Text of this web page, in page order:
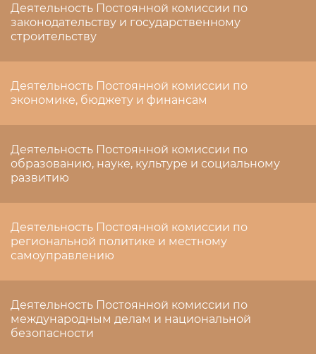
Деятельность Постоянной комиссии по
законодательству и государственному
строительству
Деятельность Постоянной комиссии по
экономике, бюджету и финансам
Деятельность Постоянной комиссии по
образованию, науке, культуре и социальному
развитию
Деятельность Постоянной комиссии по
региональной политике и местному
самоуправлению
Деятельность Постоянной комиссии по
международным делам и национальной
безопасности